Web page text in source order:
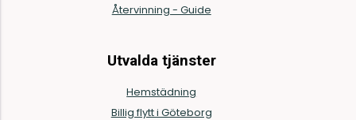
Återvinning - Guide
Utvalda tjänster
Hemstädning
Billig flytt i Göteborg